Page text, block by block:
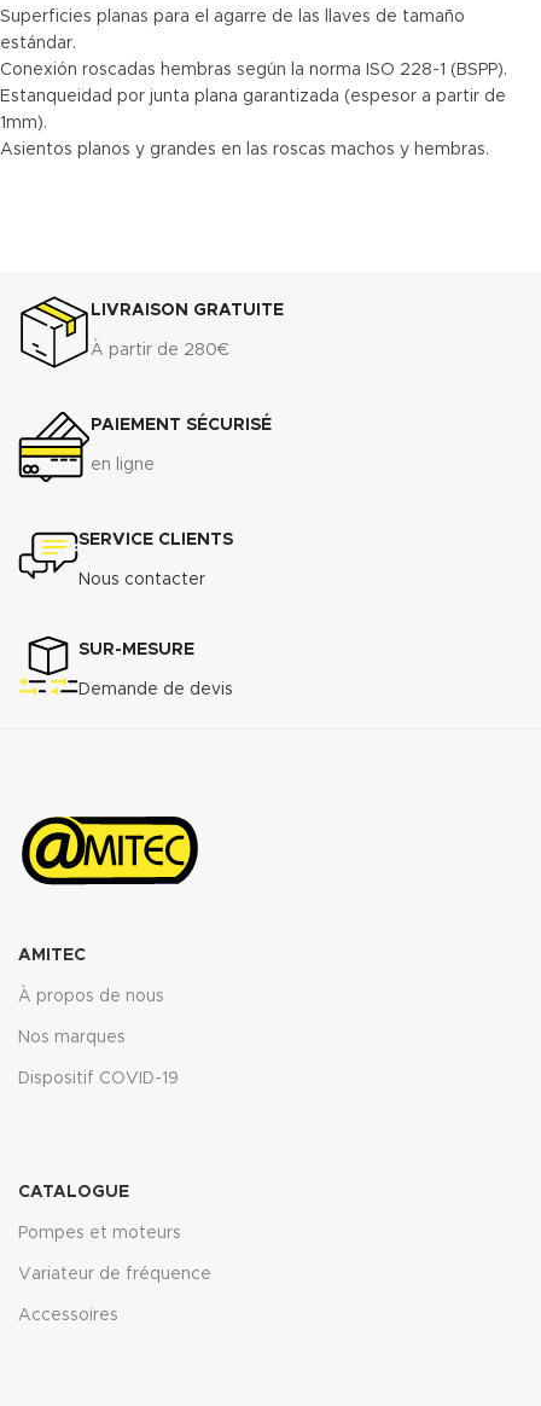
Superficies planas para el agarre de las llaves de tamaño
estándar.
Conexión roscadas hembras según la norma ISO 228-1 (BSPP).
Estanqueidad por junta plana garantizada (espesor a partir de
1mm).
Asientos planos y grandes en las roscas machos y hembras.
LIVRAISON GRATUITE
À partir de 280€
PAIEMENT SÉCURISÉ
en ligne
SERVICE CLIENTS
Nous contacter
SUR-MESURE
Demande de devis
AMITEC
À propos de nous
Nos marques
Dispositif COVID-19
CATALOGUE
Pompes et moteurs
Variateur de fréquence
Accessoires